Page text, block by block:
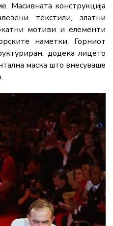
Масивната конструкција
текстили, златни
мотиви и елементи
наметки. Горниот
додека лицето
маска што внесуваше